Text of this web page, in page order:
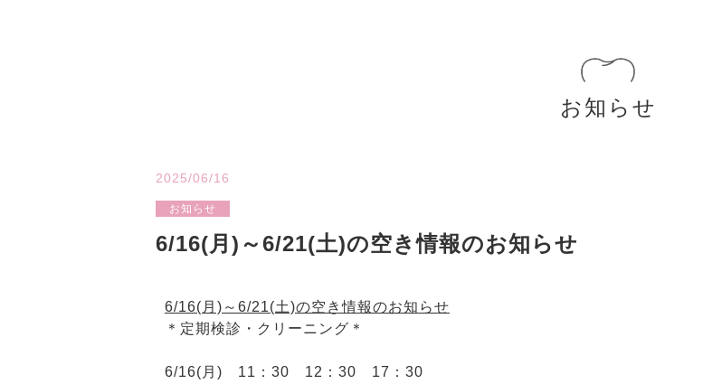
お知らせ
2025/06/16
お知らせ
6/16(月)～6/21(土)の空き情報のお知らせ
6/16(月)～6/21(土)の空き情報のお知らせ
＊定期検診・クリーニング＊
6/16(月) 11：30 12：30 17：30